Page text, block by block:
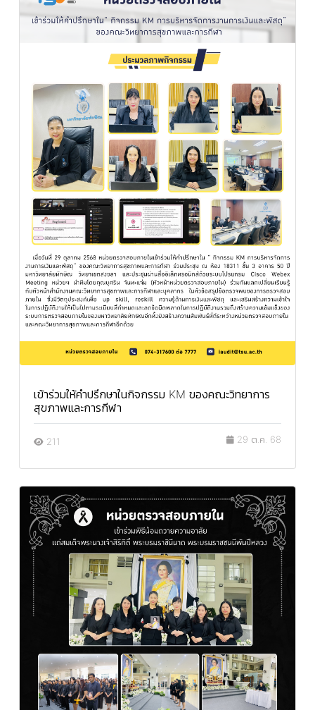
เข้าร่วมให้คำปรึกษาในกิจกรรม KM ของคณะวิทยาการ
สุขภาพและการกีฬา
211 29 ต.ค. 68